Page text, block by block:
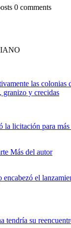
0 comments
las colonias
y crecidas
la licitación para
Más del autor
el
tendría su